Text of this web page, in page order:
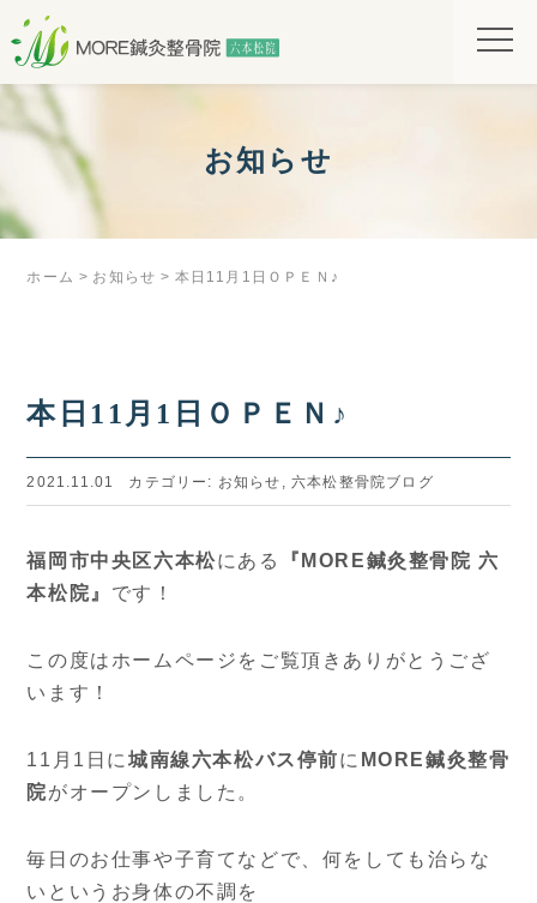
お知らせ
ホーム お知らせ 本日11月1日ＯＰＥＮ♪
本日11月1日ＯＰＥＮ♪
2021.11.01 カテゴリー: お知らせ ,六本松整骨院ブログ
福岡市中央区六本松にある
『MORE鍼灸整骨院 六
本松院』 です！
この度はホームページをご覧頂きありがとうござ
います！
11月1日に 城南線六本松バス停前に MORE鍼灸整骨
院がオープンしました。
毎日のお仕事や子育てなどで、何をしても治らな
いというお身体の不調を